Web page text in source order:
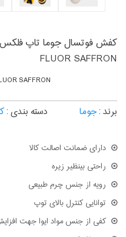
FLUOR SAFFRON
SAFFRON
برند :جوما دسته بندی :
دارای ضمانت اصالت کالا
راحتی بینظیر زیره
رویه از جنس چرم طبیعی
توانایی کنترل بالای توپ
کفی از جنس مواد ایوا جهت